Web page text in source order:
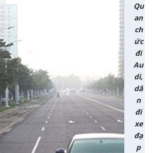
Qu
an
ch
ức
đi
Au
di,
dâ
n
đi
xe
đạ
p